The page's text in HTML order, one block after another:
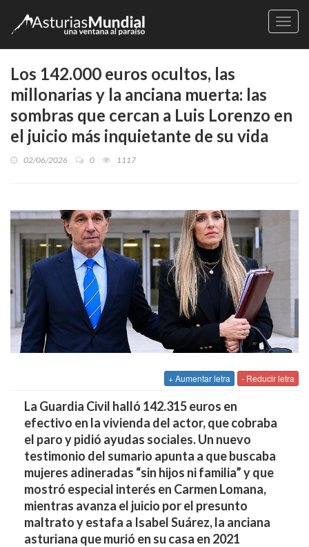
Los 142.000 euros ocultos, las
millonarias y la anciana muerta: las
sombras que cercan a Luis Lorenzo en
el juicio más inquietante de su vida
02/06/2026 0 1117
+ Aumentar letra - Reducir letra
La Guardia Civil halló 142.315 euros en
efectivo en la vivienda del actor, que cobraba
el paro y pidió ayudas sociales. Un nuevo
testimonio del sumario apunta a que buscaba
mujeres adineradas “sin hijos ni familia” y que
mostró especial interés en Carmen Lomana,
mientras avanza el juicio por el presunto
maltrato y estafa a Isabel Suárez, la anciana
asturiana que murió en su casa en 2021